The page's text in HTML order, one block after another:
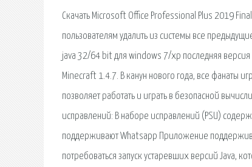
Скачать Microsoft Office Professional Plus 2019
пользователям удалить из системы все
java 32/64 bit для windows 7/xp последняя версия
Minecraft 1.4.7. В канун нового года, все фанаты
позволяет работать и играть в безопасной
исправлений: В наборе исправлений (PSU)
поддерживают Whatsapp Приложение
потребоваться запуск устаревших версий Java,